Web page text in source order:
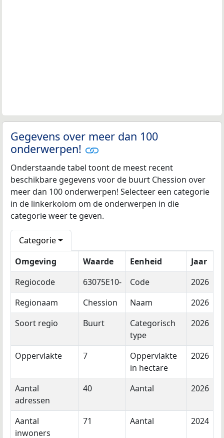
Gegevens over meer dan 100
onderwerpen!
Onderstaande tabel toont de meest recent
beschikbare gegevens voor de buurt Chession over
meer dan 100 onderwerpen! Selecteer een categorie
in de linkerkolom om de onderwerpen in die
categorie weer te geven.
Categorie
Omgeving
Waarde Eenheid
Jaar
Regiocode
63075E10- Code
2026
Regionaam
Chession Naam
2026
Soort regio
Buurt
Categorisch
type
2026
Oppervlakte 7
Oppervlakte
in hectare
2026
Aantal
adressen
40 Aantal 2026
Aantal
inwoners
71 Aantal 2024